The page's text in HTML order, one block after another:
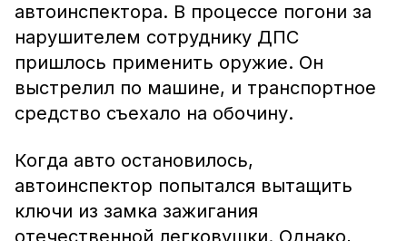
автоинспектора. В процессе погони за
нарушителем сотруднику ДПС
пришлось применить оружие. Он
выстрелил по машине, и транспортное
средство съехало на обочину.
Когда авто остановилось,
автоинспектор попытался вытащить
ключи из замка зажигания
отечественной легковушки. Однако,